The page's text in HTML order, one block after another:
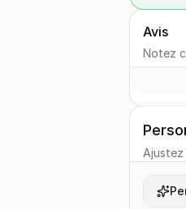
Avis
Notez